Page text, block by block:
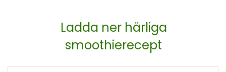
Ladda ner härliga
smoothierecept